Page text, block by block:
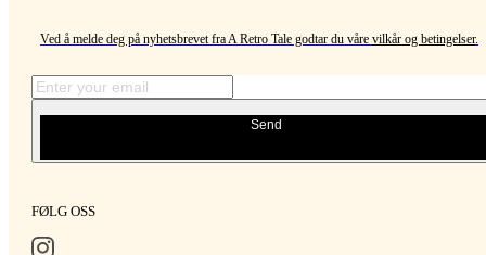
Ved å melde deg på nyhetsbrevet fra A Retro Tale godtar du våre vilkår og betingelser.
Send
FØLG OSS